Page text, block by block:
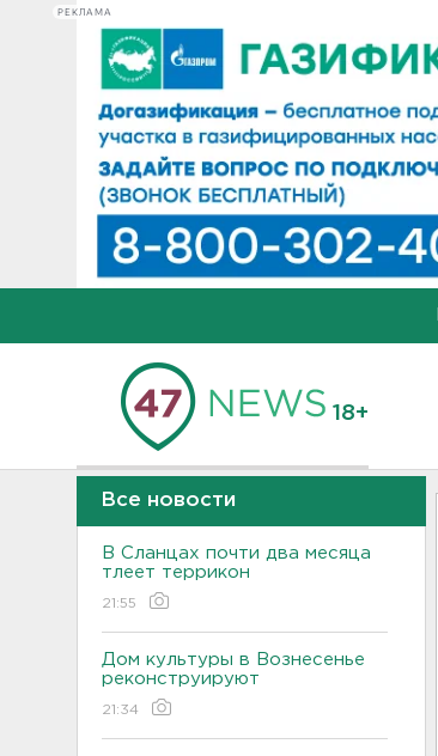
РЕКЛАМА
18+
Все новости
В Сланцах почти два месяца
тлеет террикон
21:55
Дом культуры в Вознесенье
реконструируют
21:34